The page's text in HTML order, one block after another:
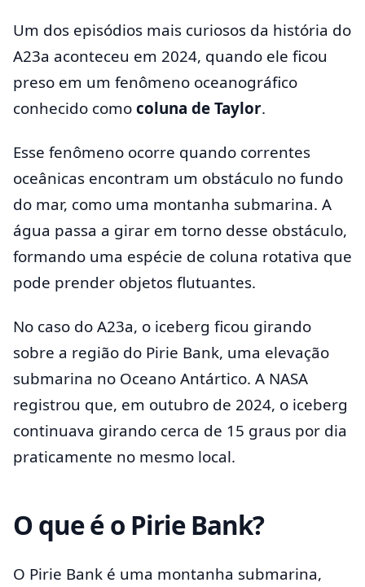
Um dos episódios mais curiosos da história do
A23a aconteceu em 2024, quando ele ficou
preso em um fenômeno oceanográfico
conhecido comocoluna de Taylor.
Esse fenômeno ocorre quando correntes
oceânicas encontram um obstáculo no fundo
do mar, como uma montanha submarina. A
água passa a girar em torno desse obstáculo,
formando uma espécie de coluna rotativa que
pode prender objetos flutuantes.
No caso do A23a, o iceberg ficou girando
sobre a região do Pirie Bank, uma elevação
submarina no Oceano Antártico. A NASA
registrou que, em outubro de 2024, o iceberg
continuava girando cerca de 15 graus por dia
praticamente no mesmo local.
O que é o Pirie Bank?
O Pirie Bank é uma montanha submarina,